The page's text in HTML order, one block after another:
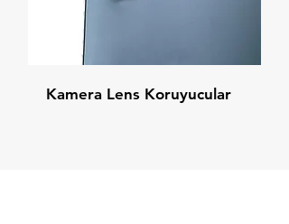
Kamera Lens Koruyucular